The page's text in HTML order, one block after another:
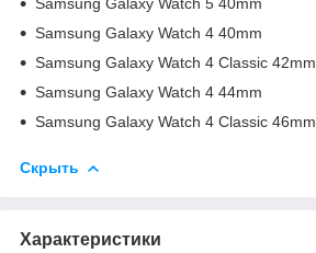
Samsung Galaxy Watch 4 40mm
Samsung Galaxy Watch 4 Classic 42mm
Samsung Galaxy Watch 4 44mm
Samsung Galaxy Watch 4 Classic 46mm
Скрыть
Характеристики